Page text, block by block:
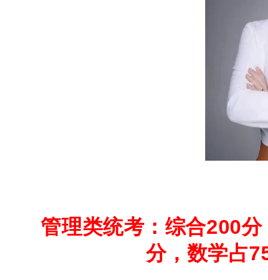
管理类统考： 综合200
分，数学占